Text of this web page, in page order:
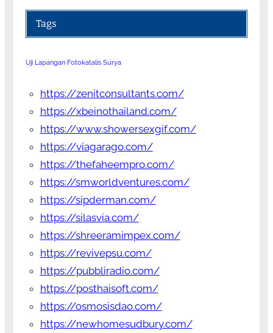
Tags
Uji Lapangan Fotokatalis Surya
https://zenitconsultants.com/
https://xbeinothailand.com/
https://www.showersexgif.com/
https://viagarago.com/
https://thefaheempro.com/
https://smworldventures.com/
https://sipderman.com/
https://silasvia.com/
https://shreeramimpex.com/
https://revivepsu.com/
https://pubbliradio.com/
https://posthaisoft.com/
https://osmosisdao.com/
https://newhomesudbury.com/